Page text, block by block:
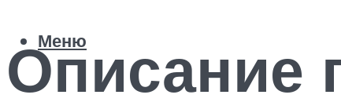
Меню
Описание